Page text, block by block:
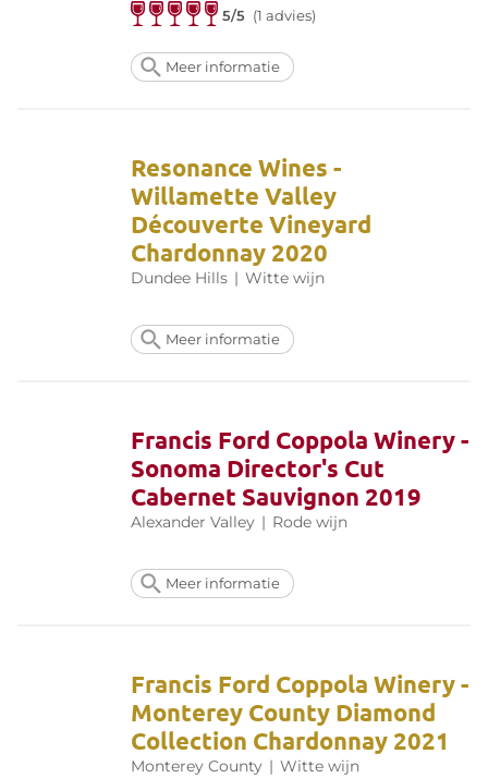
5/5 (1 advies)
Meer informatie
Resonance Wines -
Willamette Valley
Découverte Vineyard
Chardonnay 2020
Dundee Hills | Witte wijn
Meer informatie
Francis Ford Coppola Winery -
Sonoma Director's Cut
Cabernet Sauvignon 2019
Alexander Valley | Rode wijn
Meer informatie
Francis Ford Coppola Winery -
Monterey County Diamond
Collection Chardonnay 2021
Monterey County | Witte wijn